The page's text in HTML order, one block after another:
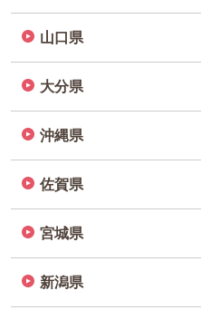
山口県
大分県
沖縄県
佐賀県
宮城県
新潟県